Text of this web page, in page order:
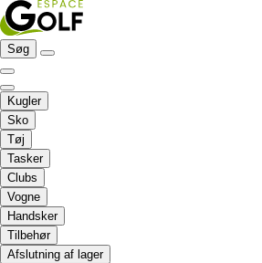
Søg
Kugler
Sko
Tøj
Tasker
Clubs
Vogne
Handsker
Tilbehør
Afslutning af lager